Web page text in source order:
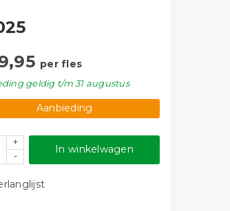
per fles
geldigt/m 31 augustus
Aanbieding
+
-
In winkelwagen